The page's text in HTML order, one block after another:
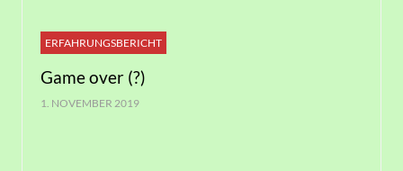
ERFAHRUNGSBERICHT
Game over (?)
1. NOVEMBER 2019